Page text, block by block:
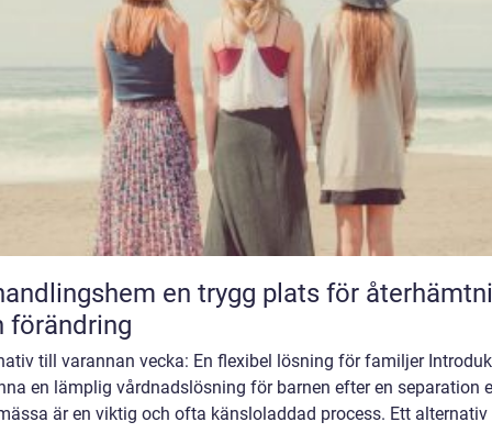
en trygg plats för återhämtning
förändring
till varannan vecka: En flexibel lösning för familjer
en lämplig vårdnadslösning för barnen efter en separation
är en viktig och ofta känsloladdad process. Ett